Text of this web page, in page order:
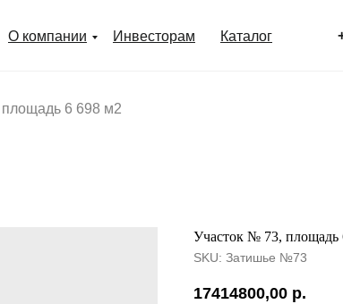
Инвесторам Каталог
О компании
6 698 м2
Участок № 73, площадь
SKU: Затишье №73
17414800,00 р.